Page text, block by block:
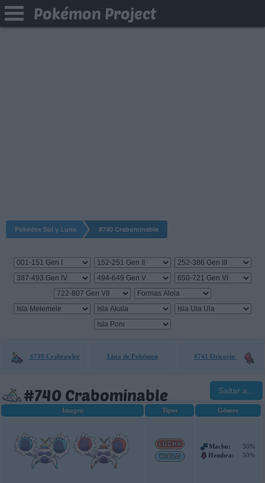
Pokémon Project
Pokédex Sol y Luna #740 Crabominable
#739 Crabrawler Lista de Pokémon #741 Oricorio
#740 Crabominable Saltar a...
Imagen Tipos Género
Macho:
50%
Hembra:
50%